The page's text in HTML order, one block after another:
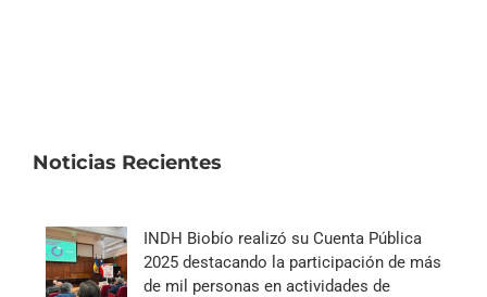
Noticias Recientes
INDH Biobío realizó su Cuenta Pública
2025 destacando la participación de más
de mil personas en actividades de